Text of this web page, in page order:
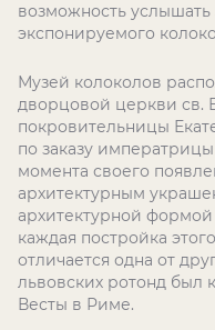
возможность услышать
экспонируемого
Музей колоколов
дворцовой церкви св.
покровительницы
по заказу
момента своего
архитектурным
архитектурной
каждая постройка
отличается одна от
львовских ротонд был
Весты в Риме.